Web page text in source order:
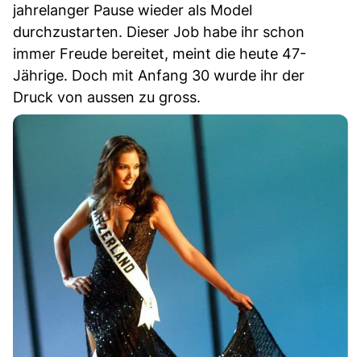
jahrelanger Pause wieder als Model
durchzustarten. Dieser Job habe ihr schon
immer Freude bereitet, meint die heute 47-
Jährige. Doch mit Anfang 30 wurde ihr der
Druck von aussen zu gross.